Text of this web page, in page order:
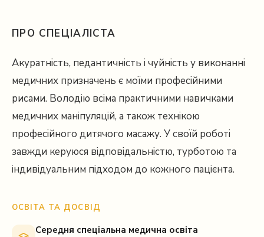
ПРО СПЕЦІАЛІСТА
Акуратність, педантичність і чуйність у виконанні
медичних призначень є моїми професійними
рисами. Володію всіма практичними навичками
медичних маніпуляцій, а також технікою
професійного дитячого масажу. У своїй роботі
завжди керуюся відповідальністю, турботою та
індивідуальним підходом до кожного пацієнта.
ОСВІТА ТА ДОСВІД
Середня спеціальна медична освіта